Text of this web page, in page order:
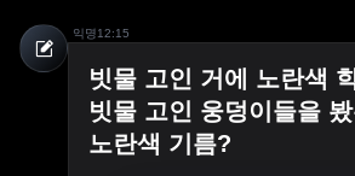
익명12:15
빗물 고인 거에 노란색
빗물 고인 웅덩이들을
노란색 기름?